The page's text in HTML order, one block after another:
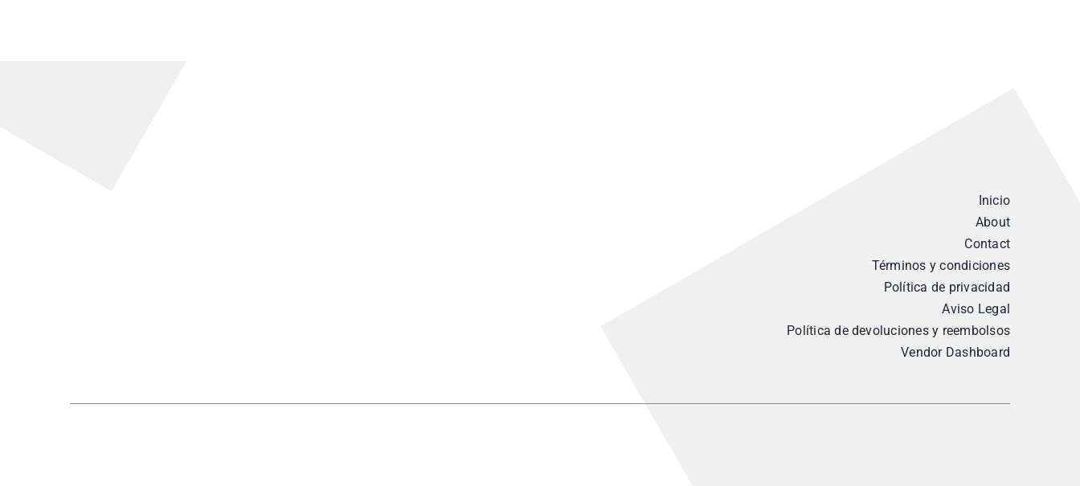
Inicio
About
Contact
Términos y condiciones
Política de privacidad
Aviso Legal
Política de devoluciones y reembolsos
Vendor Dashboard